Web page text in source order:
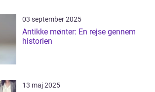
03 september 2025
Antikke mønter: En rejse gennem
historien
13 maj 2025